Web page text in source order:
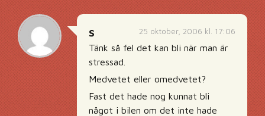
25 oktober, 2006 kl. 17:06
S
Tänk så fel det kan bli när man är
stressad.
Medvetet eller omedvetet?
Fast det hade nog kunnat bli
något i bilen om det inte hade